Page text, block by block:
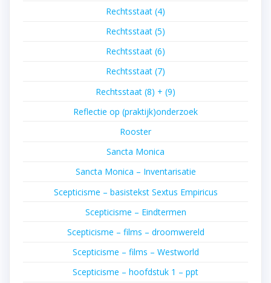
Rechtsstaat (4)
Rechtsstaat (5)
Rechtsstaat (6)
Rechtsstaat (7)
Rechtsstaat (8) + (9)
Reflectie op (praktijk)onderzoek
Rooster
Sancta Monica
Sancta Monica – Inventarisatie
Scepticisme – basistekst Sextus Empiricus
Scepticisme – Eindtermen
Scepticisme – films – droomwereld
Scepticisme – films – Westworld
Scepticisme – hoofdstuk 1 – ppt